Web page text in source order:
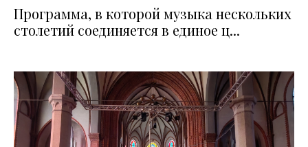
Программа, в которой музыка нескольких
столетий соединяется в единое ц...